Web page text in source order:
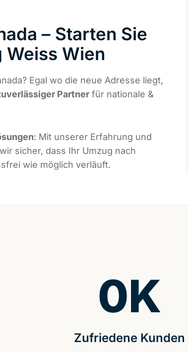
– Starten Sie
Wien
Egal wo die neue Adresse liegt,
Partner für nationale &
: Mit unserer Erfahrung und
sicher, dass Ihr Umzug nach
wie möglich verläuft.
Zufriedene Kunden
0K